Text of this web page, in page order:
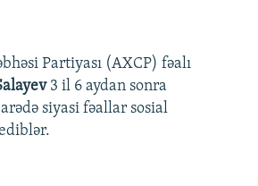
Partiyası (AXCP) fəalı
3 il 6 aydan sonra
siyasi fəallar sosial